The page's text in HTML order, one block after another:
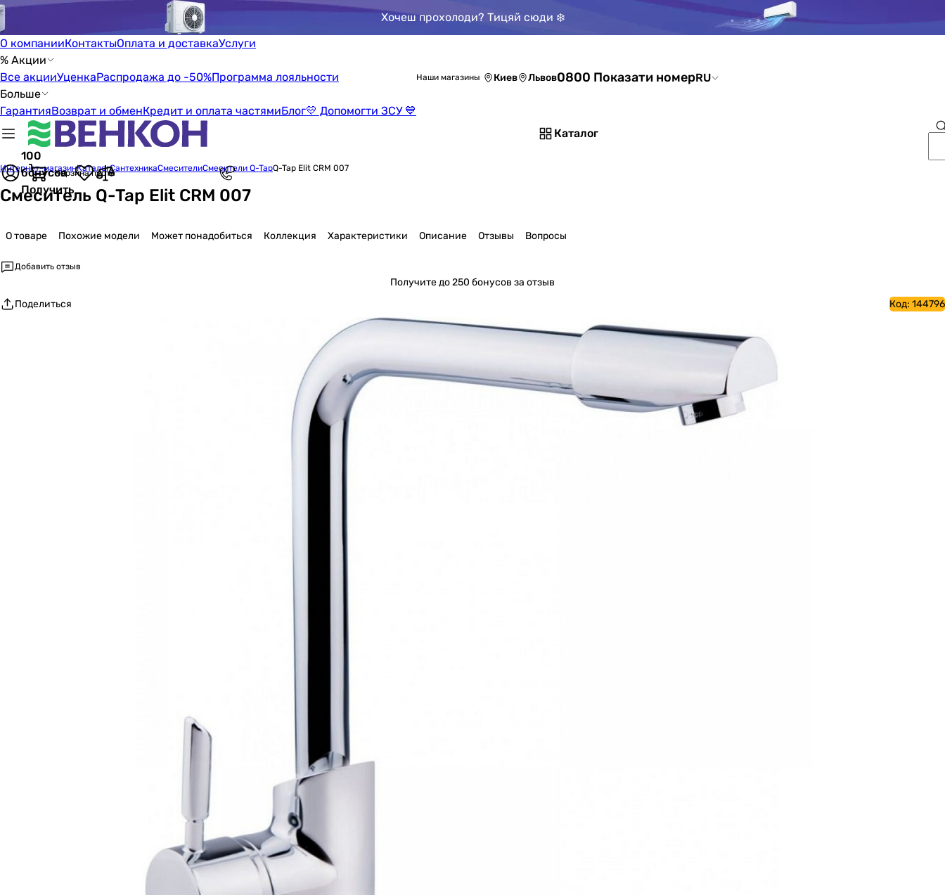
Хочеш прохолоди? Тицяй сюди ❄️
О компанииКонтактыОплата и доставкаУслуги
% Акции
Все акцииУценкаРаспродажа до -50%Программа лояльности
Больше
ГарантияВозврат и обменКредит и оплата частямиБлог💛 Допомогти ЗСУ 💙
Наши магазины Киев Львов0800 Показати номерRU
Каталог
100
бонусов
Получить
Корзина пуста
Интернет-магазинКаталогСантехникаСмесителиСмесители Q-TapQ-Tap Elit CRM 007
Смеситель Q-Tap Elit CRM 007
О товаре Похожие модели Может понадобиться Коллекция Характеристики Описание Отзывы Вопросы
Добавить отзыв
Получитедо 250 бонусов за отзыв
Поделиться
Код: 144796